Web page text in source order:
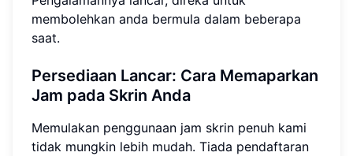
membolehkan anda bermula dalam beberapa
saat.
Persediaan Lancar: Cara Memaparkan
Jam pada Skrin Anda
Memulakan penggunaan jam skrin penuh kami
tidak mungkin lebih mudah. Tiada pendaftaran